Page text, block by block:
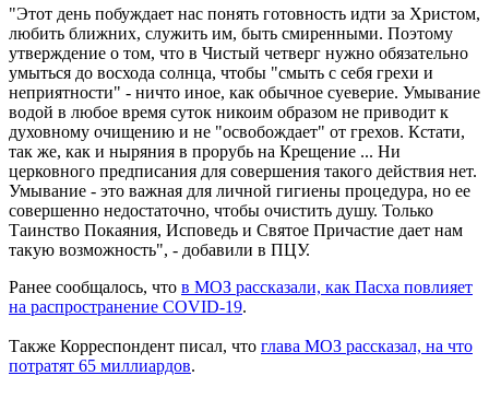
"Этот день побуждает нас понять готовность идти за Христом,
любить ближних, служить им, быть смиренными. Поэтому
утверждение о том, что в Чистый четверг нужно обязательно
умыться до восхода солнца, чтобы "смыть с себя грехи и
неприятности" - ничто иное, как обычное суеверие. Умывание
водой в любое время суток никоим образом не приводит к
духовному очищению и не "освобождает" от грехов. Кстати,
так же, как и ныряния в прорубь на Крещение ... Ни
церковного предписания для совершения такого действия нет.
Умывание - это важная для личной гигиены процедура, но ее
совершенно недостаточно, чтобы очистить душу. Только
Таинство Покаяния, Исповедь и Святое Причастие дает нам
такую возможность", - добавили в ПЦУ.
Ранее сообщалось, что в МОЗ рассказали, как Пасха повлияет
на распространение COVID-19.
Также Корреспондент писал, что глава МОЗ рассказал, на что
потратят 65 миллиардов.